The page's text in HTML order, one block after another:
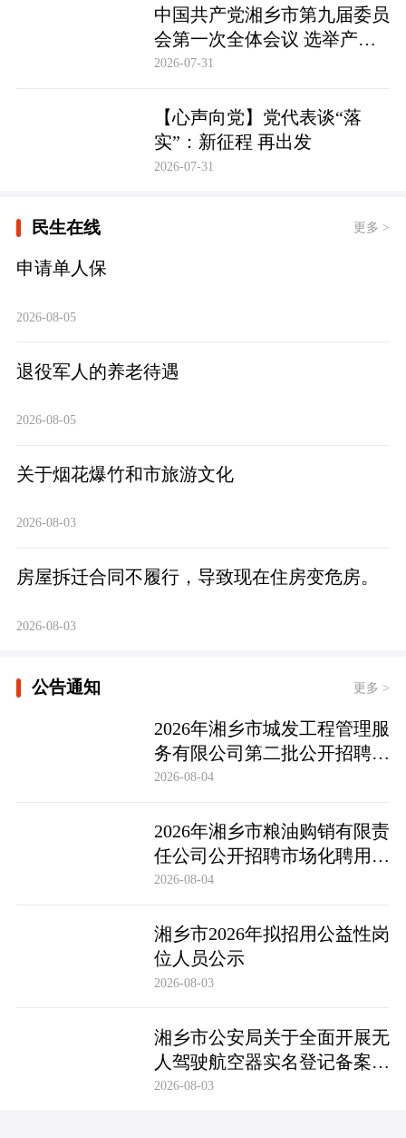
中国共产党湘乡市第九届委员
会第一次全体会议 选举产生
新一届市委领导班子 市委书
2026-07-31
【心声向党】党代表谈“落
实”：新征程 再出发
2026-07-31
民生在线 更多 >
申请单人保
2026-08-05
退役军人的养老待遇
2026-08-05
关于烟花爆竹和市旅游文化
2026-08-03
房屋拆迁合同不履行，导致现在住房变危房。
2026-08-03
公告通知 更多 >
2026年湘乡市城发工程管理服
务有限公司第二批公开招聘市
场化聘用工作人员笔试成绩公
2026-08-04
2026年湘乡市粮油购销有限责
任公司公开招聘市场化聘用工
作人员笔试成绩公布及成绩复
2026-08-04
湘乡市2026年拟招用公益性岗
位人员公示
2026-08-03
湘乡市公安局关于全面开展无
人驾驶航空器实名登记备案工
作的通告
2026-08-03